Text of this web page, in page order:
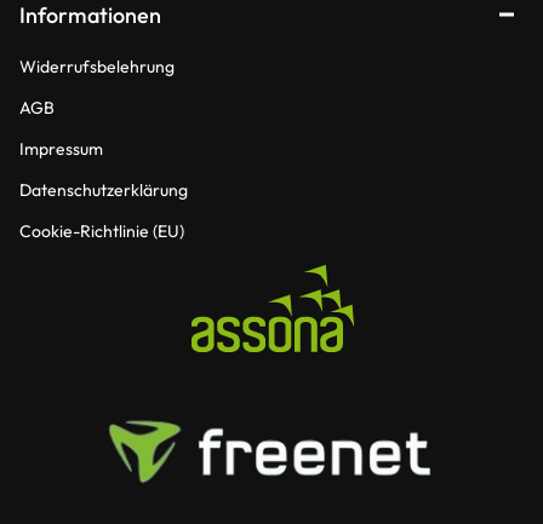
Informationen
Widerrufsbelehrung
AGB
Impressum
Datenschutzerklärung
Cookie-Richtlinie (EU)